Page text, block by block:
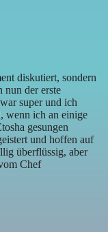
diskutiert, sondern
nun der erste
super und ich
wenn ich an einige
gesungen
und hoffen auf
überflüssig, aber
Chef